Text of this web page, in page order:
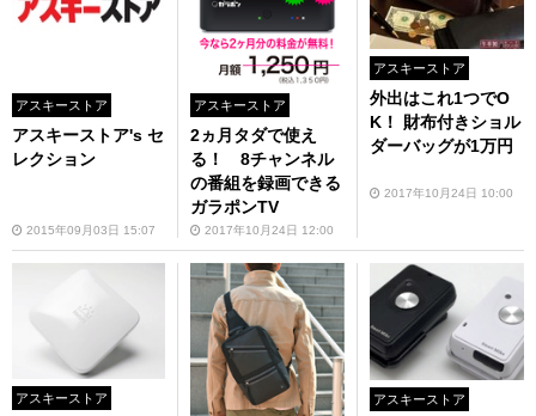
アスキーストア
アスキーストア's セ
レクション
2015年09月03日 15:07
アスキーストア
2ヵ月タダで使え
る！ 8チャンネル
の番組を録画できる
ガラポンTV
2017年10月24日 12:00
アスキーストア
外出はこれ1つでO
K！ 財布付きショル
ダーバッグが1万円
2017年10月24日 10:00
アスキーストア アスキーストア